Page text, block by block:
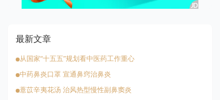
最新文章
从国家“十五五”规划看中医药工作重心
中药鼻炎口罩 宣通鼻窍治鼻炎
薏苡辛夷花汤 治风热型慢性副鼻窦炎